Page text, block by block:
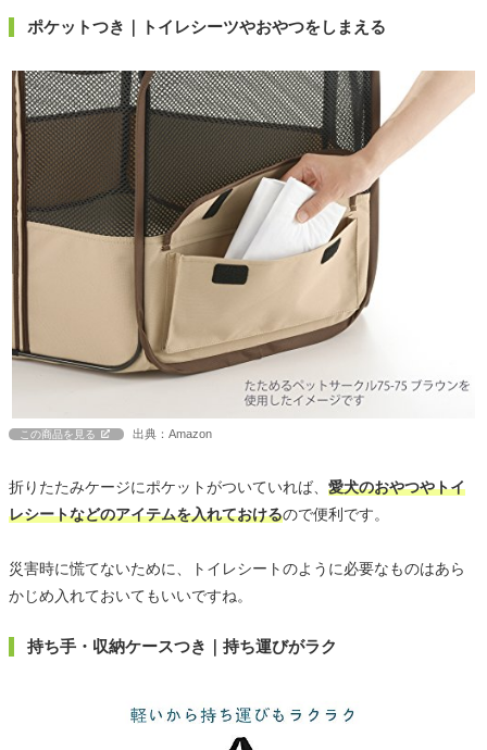
ポケットつき｜トイレシーツやおやつをしまえる
この商品を見る 出典：Amazon
折りたたみケージにポケットがついていれば、 愛犬のおやつやトイ
レシートなどのアイテムを入れておけるので便利です。
災害時に慌てないために、トイレシートのように必要なものはあら
かじめ入れておいてもいいですね。
持ち手・収納ケースつき｜持ち運びがラク